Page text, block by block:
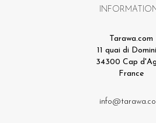
Tarawa.com
11 quai di
34300 Cap
France